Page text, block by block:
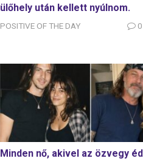
ülőhely után kellett nyúlnom.
POSITIVE OF THE DAY 0
Minden nő, akivel az özvegy